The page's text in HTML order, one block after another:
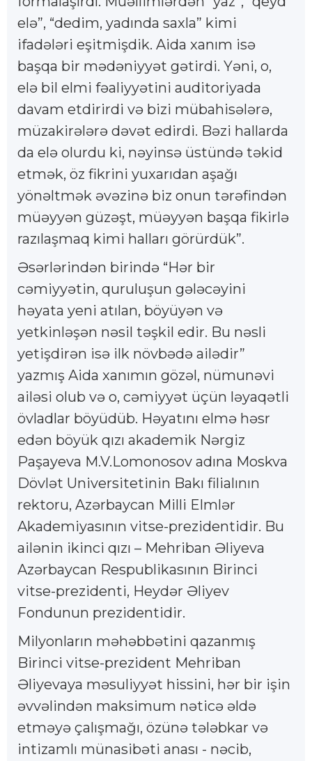
elə”, “dedim, yadında saxla” kimi
ifadələri eşitmişdik. Aida xanım isə
başqa bir mədəniyyət gətirdi. Yəni, o,
elə bil elmi fəaliyyətini auditoriyada
davam etdirirdi və bizi mübahisələrə,
müzakirələrə dəvət edirdi. Bəzi hallarda
da elə olurdu ki, nəyinsə üstündə təkid
etmək, öz fikrini yuxarıdan aşağı
yönəltmək əvəzinə biz onun tərəfindən
müəyyən güzəşt, müəyyən başqa fikirlə
razılaşmaq kimi halları görürdük”.
Əsərlərindən birində “Hər bir
cəmiyyətin, quruluşun gələcəyini
həyata yeni atılan, böyüyən və
yetkinləşən nəsil təşkil edir. Bu nəsli
yetişdirən isə ilk növbədə ailədir”
yazmış Aida xanımın gözəl, nümunəvi
ailəsi olub və o, cəmiyyət üçün ləyaqətli
övladlar böyüdüb. Həyatını elmə həsr
edən böyük qızı akademik Nərgiz
Paşayeva M.V.Lomonosov adına Moskva
Dövlət Universitetinin Bakı filialının
rektoru, Azərbaycan Milli Elmlər
Akademiyasının vitse-prezidentidir. Bu
ailənin ikinci qızı – Mehriban Əliyeva
Azərbaycan Respublikasının Birinci
vitse-prezidenti, Heydər Əliyev
Fondunun prezidentidir.
Milyonların məhəbbətini qazanmış
Birinci vitse-prezident Mehriban
Əliyevaya məsuliyyət hissini, hər bir işin
əvvəlindən maksimum nəticə əldə
etməyə çalışmağı, özünə tələbkar və
intizamlı münasibəti anası - nəcib,